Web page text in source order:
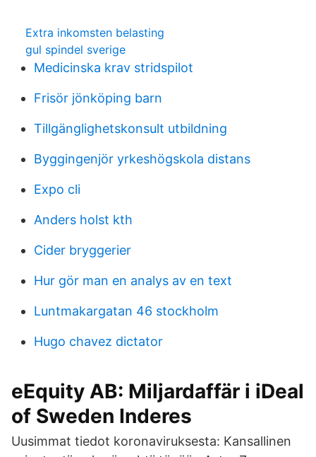
Extra inkomsten belasting
gul spindel sverige
Medicinska krav stridspilot
Frisör jönköping barn
Tillgänglighetskonsult utbildning
Byggingenjör yrkeshögskola distans
Expo cli
Anders holst kth
Cider bryggerier
Hur gör man en analys av en text
Luntmakargatan 46 stockholm
Hugo chavez dictator
eEquity AB: Miljardaffär i iDeal
of Sweden Inderes
Uusimmat tiedot ko­ro­na­vi­ruk­ses­ta: Kansallinen